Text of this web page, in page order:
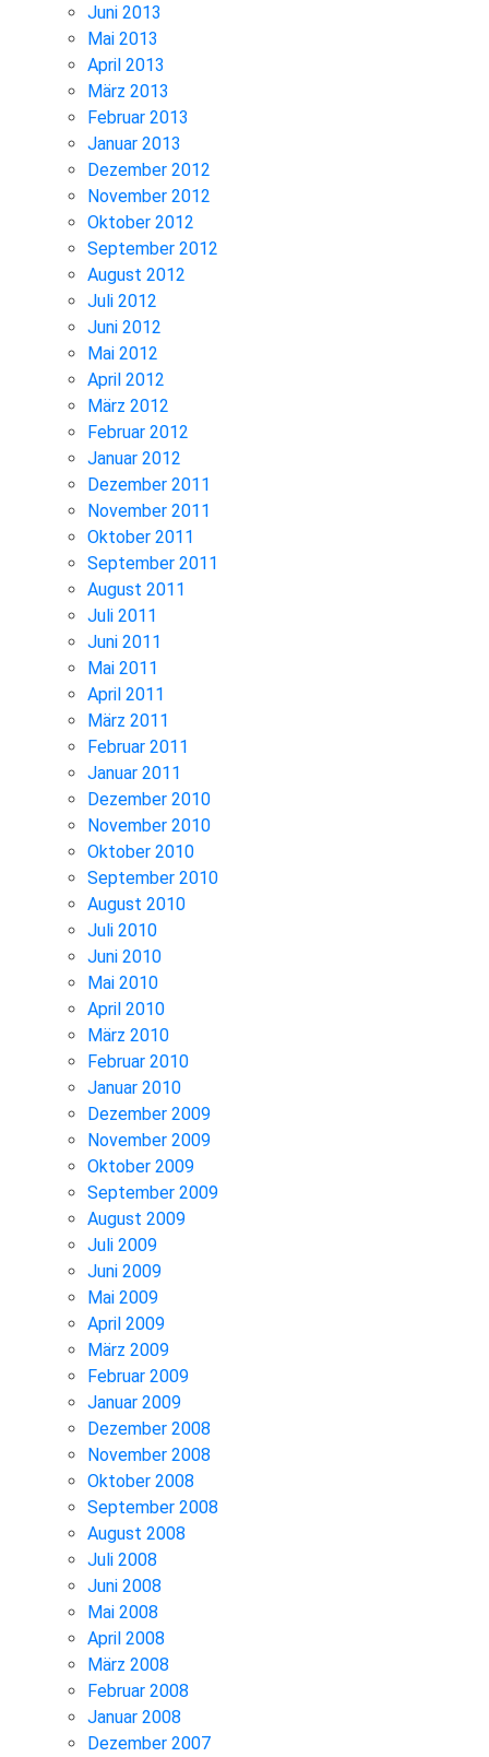
Juni 2013
Mai 2013
April 2013
März 2013
Februar 2013
Januar 2013
Dezember 2012
November 2012
Oktober 2012
September 2012
August 2012
Juli 2012
Juni 2012
Mai 2012
April 2012
März 2012
Februar 2012
Januar 2012
Dezember 2011
November 2011
Oktober 2011
September 2011
August 2011
Juli 2011
Juni 2011
Mai 2011
April 2011
März 2011
Februar 2011
Januar 2011
Dezember 2010
November 2010
Oktober 2010
September 2010
August 2010
Juli 2010
Juni 2010
Mai 2010
April 2010
März 2010
Februar 2010
Januar 2010
Dezember 2009
November 2009
Oktober 2009
September 2009
August 2009
Juli 2009
Juni 2009
Mai 2009
April 2009
März 2009
Februar 2009
Januar 2009
Dezember 2008
November 2008
Oktober 2008
September 2008
August 2008
Juli 2008
Juni 2008
Mai 2008
April 2008
März 2008
Februar 2008
Januar 2008
Dezember 2007